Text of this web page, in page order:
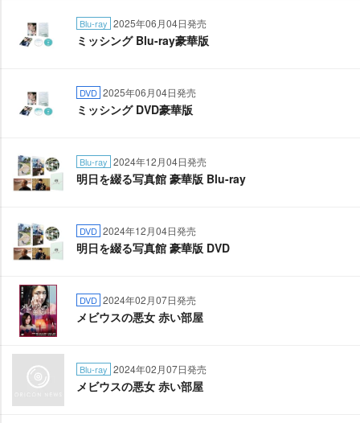
Blu-ray 2025年06月04日発売
ミッシング Blu-ray豪華版
DVD 2025年06月04日発売
ミッシング DVD豪華版
Blu-ray 2024年12月04日発売
明日を綴る写真館 豪華版 Blu-ray
DVD 2024年12月04日発売
明日を綴る写真館 豪華版 DVD
DVD 2024年02月07日発売
メビウスの悪女 赤い部屋
Blu-ray 2024年02月07日発売
メビウスの悪女 赤い部屋